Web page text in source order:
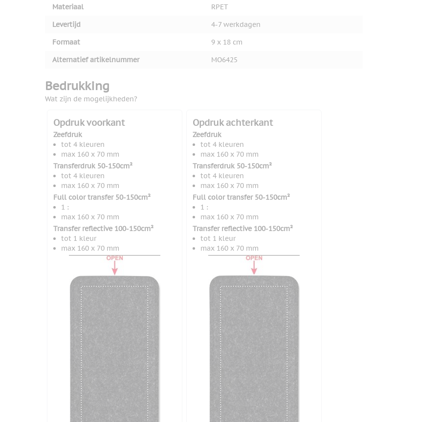
Materiaal
RPET
Levertijd
4-7 werkdagen
Formaat
9 x 18 cm
Alternatief artikelnummer
MO6425
Bedrukking
Wat zijn de mogelijkheden?
Opdruk voorkant
Zeefdruk
tot 4 kleuren
max 160 x 70 mm
Transferdruk 50-150cm²
tot 4 kleuren
max 160 x 70 mm
Full color transfer 50-150cm²
1 :
max 160 x 70 mm
Transfer reflective 100-150cm²
tot 1 kleur
max 160 x 70 mm
Opdruk achterkant
Zeefdruk
tot 4 kleuren
max 160 x 70 mm
Transferdruk 50-150cm²
tot 4 kleuren
max 160 x 70 mm
Full color transfer 50-150cm²
1 :
max 160 x 70 mm
Transfer reflective 100-150cm²
tot 1 kleur
max 160 x 70 mm